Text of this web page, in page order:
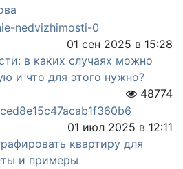
01 сен 2025 в 15:28
в каких случаях можно
и что для этого нужно?
48774
01 июл 2025 в 12:11
квартиру для
и примеры